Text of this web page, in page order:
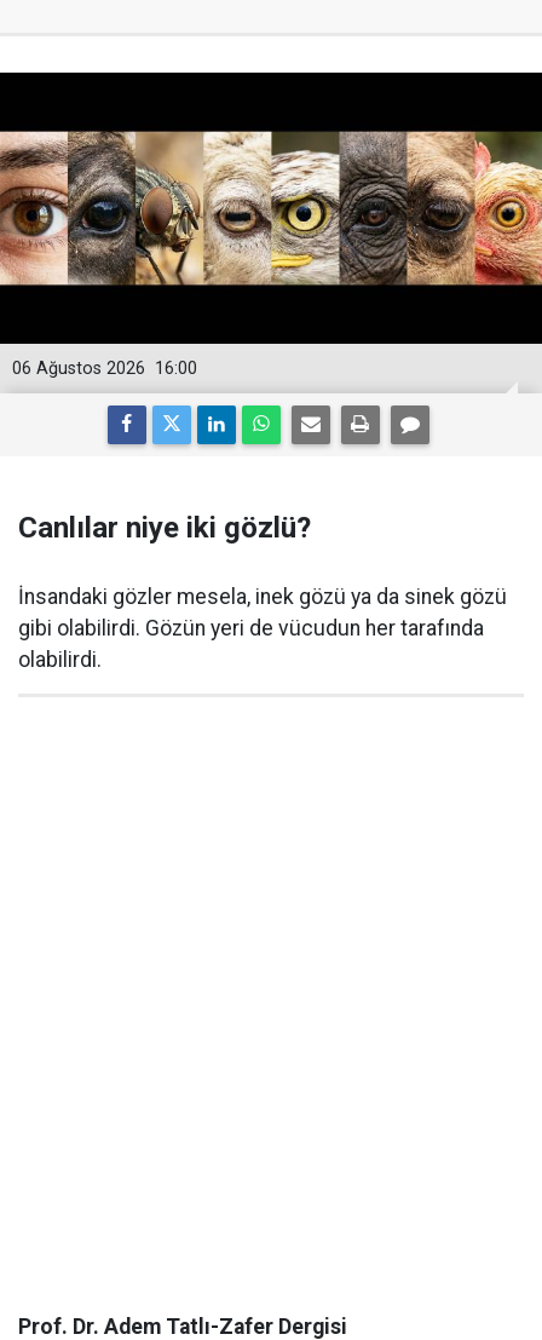
16:00
06 Ağustos 2026
Canlılar niye iki gözlü?
İnsandaki gözler mesela, inek gözü ya da sinek gözü
gibi olabilirdi. Gözün yeri de vücudun her tarafında
olabilirdi.
Prof. Dr. Adem Tatlı-Zafer Dergisi